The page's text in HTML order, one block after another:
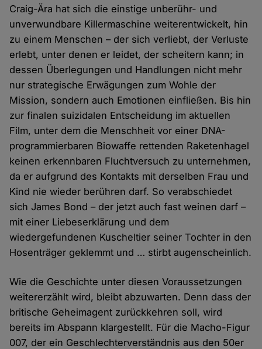
Craig-Ära hat sich die einstige unberühr- und
unverwundbare Killermaschine weiterentwickelt, hin
zu einem Menschen – der sich verliebt, der Verluste
erlebt, unter denen er leidet, der scheitern kann; in
dessen Überlegungen und Handlungen nicht mehr
nur strategische Erwägungen zum Wohle der
Mission, sondern auch Emotionen einfließen. Bis hin
zur finalen suizidalen Entscheidung im aktuellen
Film, unter dem die Menschheit vor einer DNA-
programmierbaren Biowaffe rettenden Raketenhagel
keinen erkennbaren Fluchtversuch zu unternehmen,
da er aufgrund des Kontakts mit derselben Frau und
Kind nie wieder berühren darf. So verabschiedet
sich James Bond – der jetzt auch fast weinen darf –
mit einer Liebeserklärung und dem
wiedergefundenen Kuscheltier seiner Tochter in den
Hosenträger geklemmt und … stirbt augenscheinlich.
Wie die Geschichte unter diesen Voraussetzungen
weitererzählt wird, bleibt abzuwarten. Denn dass der
britische Geheimagent zurückkehren soll, wird
bereits im Abspann klargestellt. Für die Macho-Figur
007, der ein Geschlechterverständnis aus den 50er